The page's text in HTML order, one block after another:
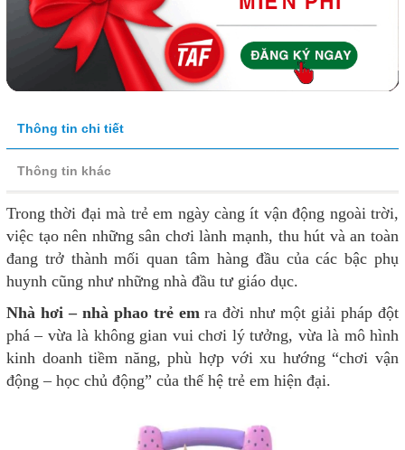
Thông tin chi tiết
Thông tin khác
Trong thời đại mà trẻ em ngày càng ít vận động ngoài trời,
việc tạo nên những sân chơi lành mạnh, thu hút và an toàn
đang trở thành mối quan tâm hàng đầu của các bậc phụ
huynh cũng như những nhà đầu tư giáo dục.
Nhà hơi – nhà phao trẻ emra đời như một giải pháp đột
phá – vừa là không gian vui chơi lý tưởng, vừa là mô hình
kinh doanh tiềm năng, phù hợp với xu hướng “chơi vận
động – học chủ động” của thế hệ trẻ em hiện đại.